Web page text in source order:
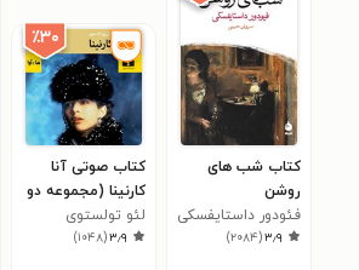
کتاب شب های
روشن
فئودور داستایفسکی
۳٫۹(۲۰۸۴)
٪۳۰
کتاب صوتی آنا
کارنینا (مجموعه دو
جلدی)
لئو تولستوی
۳٫۹(۱۰۴۸)